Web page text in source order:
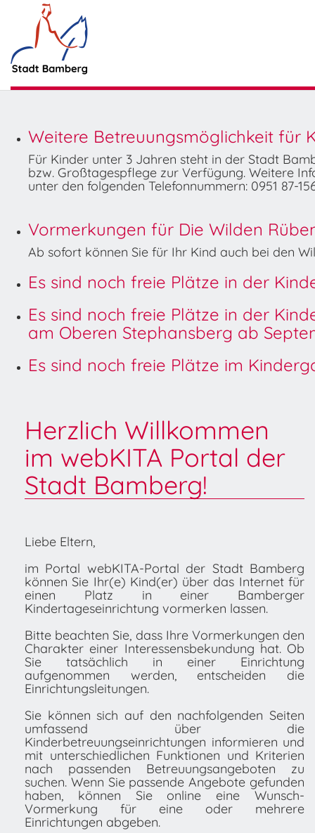
Weitere Betreuungsmöglichkeit für
Für Kinder unter 3 Jahren steht in der Stadt
bzw. Großtagespflege zur Verfügung. Weitere
unter den folgenden Telefonnummern: 0951 87-
Vormerkungen für Die Wilden
Ab sofort können Sie für Ihr Kind auch bei den
Es sind noch freie Plätze in der
Es sind noch freie Plätze in der
am Oberen Stephansberg ab
Es sind noch freie Plätze im
Herzlich Willkommen
im webKITA Portal der
Stadt Bamberg!
Liebe Eltern,
im Portal webKITA-Portal der Stadt Bamberg
können Sie Ihr(e) Kind(er) über das Internet für
einen Platz in einer Bamberger
Kindertageseinrichtung vormerken lassen.
Bitte beachten Sie, dass Ihre Vormerkungen den
Charakter einer Interessensbekundung hat. Ob
Sie tatsächlich in einer Einrichtung
aufgenommen werden, entscheiden die
Einrichtungsleitungen.
Sie können sich auf den nachfolgenden Seiten
umfassend über die
Kinderbetreuungseinrichtungen informieren und
mit unterschiedlichen Funktionen und Kriterien
nach passenden Betreuungsangeboten zu
suchen. Wenn Sie passende Angebote gefunden
haben, können Sie online eine Wunsch-
Vormerkung für eine oder mehrere
Einrichtungen abgeben.